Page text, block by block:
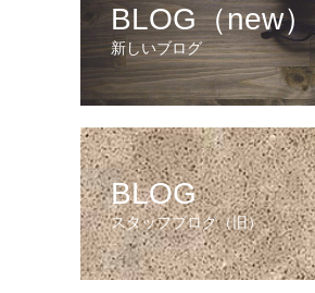
BLOG（new）
新しいブログ
BLOG
スタッフブログ（旧）